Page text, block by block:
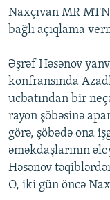
Naxçıvan MR
bağlı açıqlama
Əşrəf Həsənov
konfransında
ucbatından bir
rayon şöbəsinə
görə, şöbədə ona
əməkdaşlarının
Həsənov
O, iki gün öncə